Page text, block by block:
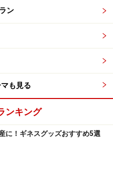
it cost to go to～（行き
えてくれます。
金箱に入れ、その横から
切に保管しましょう。
小銭ちょうどで払うこと。
い場合、レシートにリファ
刷されて出てきます。こ
るダブリンバスのオフィ
るのですが、時間の限ら
ン
も見る
ンキング
に！ギネスグッズおすすめ5選